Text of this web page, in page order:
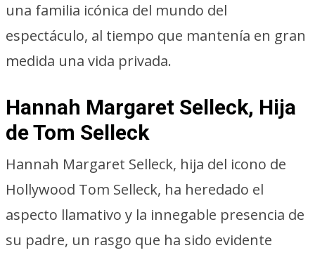
una familia icónica del mundo del
espectáculo, al tiempo que mantenía en gran
medida una vida privada.
Hannah Margaret Selleck, Hija
de Tom Selleck
Hannah Margaret Selleck, hija del icono de
Hollywood Tom Selleck, ha heredado el
aspecto llamativo y la innegable presencia de
su padre, un rasgo que ha sido evidente